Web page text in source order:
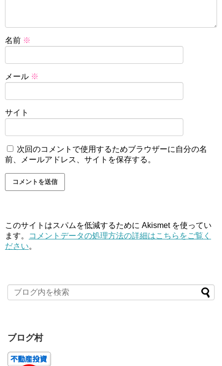
名前 ※
メール ※
サイト
次回のコメントで使用するためブラウザーに自分の名
前、メールアドレス、サイトを保存する。
このサイトはスパムを低減するために Akismet を使ってい
ます。
コメントデータの処理方法の詳細はこちらをご覧く
ださい。
ブログ村